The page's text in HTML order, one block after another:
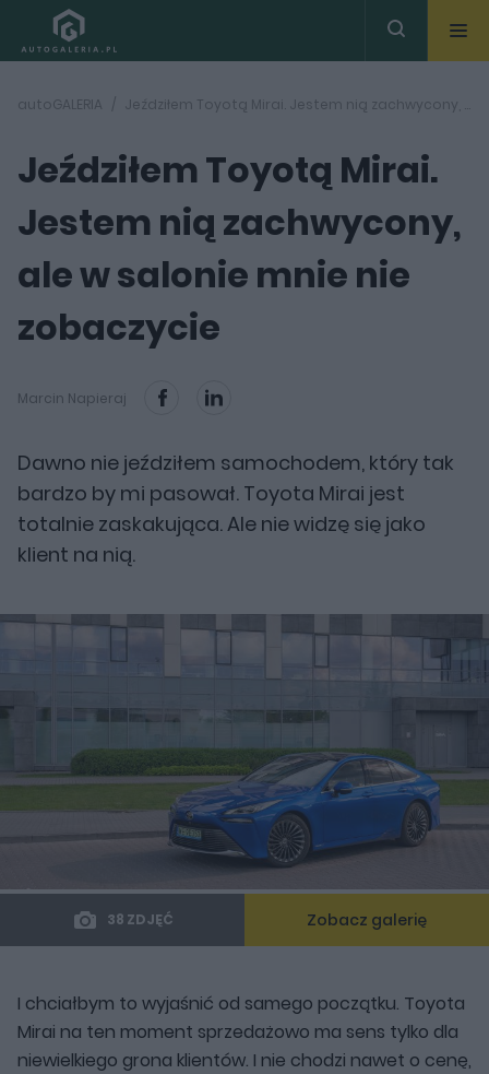
autoGALERIA Jeździłem Toyotą Mirai. Jestem nią zachwycony, ale w salonie mnie nie zobaczycie
Jeździłem Toyotą Mirai.
Jestem nią zachwycony,
ale w salonie mnie nie
zobaczycie
Marcin Napieraj
Dawno nie jeździłem samochodem, który tak
bardzo by mi pasował. Toyota Mirai jest
totalnie zaskakująca. Ale nie widzę się jako
klient na nią.
38 ZDJĘĆ Zobacz galerię
I chciałbym to wyjaśnić od samego początku. Toyota
Mirai na ten moment sprzedażowo ma sens tylko dla
niewielkiego grona klientów. I nie chodzi nawet o cenę,